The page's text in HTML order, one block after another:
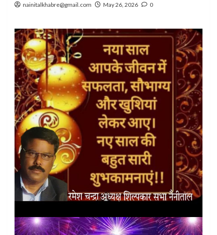
nainitalkhabre@gmail.com May 26, 2026 0